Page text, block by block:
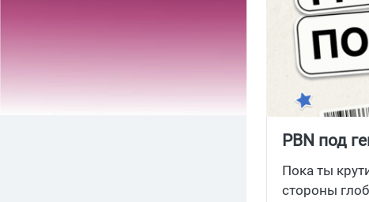
PBN под
блокирует
Пока ты
стороны